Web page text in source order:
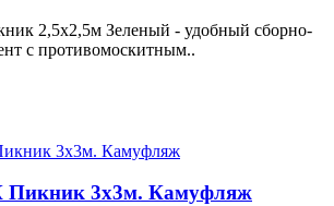
2,5х2,5м Зеленый - удобный сборно-
с противомоскитным..
3x3м. Камуфляж